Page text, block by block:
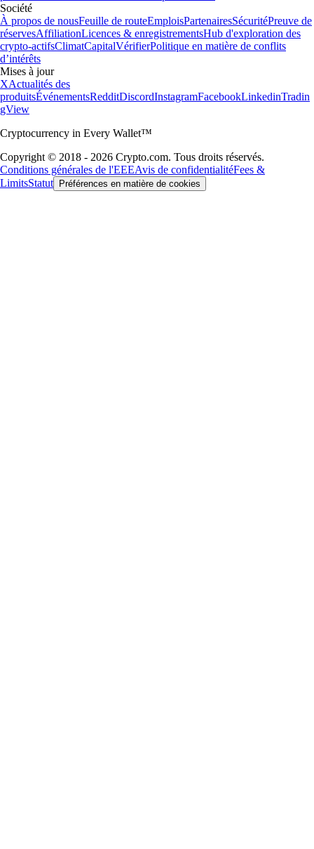
Société
À propos de nousFeuille de routeEmploisPartenairesSécuritéPreuve de
réservesAffiliationLicences & enregistrementsHub d'exploration des
crypto-actifsClimatCapitalVérifierPolitique en matière de conflits
d’intérêts
Mises à jour
XActualités des
produitsÉvénementsRedditDiscordInstagramFacebookLinkedinTradin
gView
Cryptocurrency in Every Wallet™
Copyright © 2018 - 2026 Crypto.com. Tous droits réservés.
Conditions générales de l'EEEAvis de confidentialitéFees &
LimitsStatut Préférences en matière de cookies